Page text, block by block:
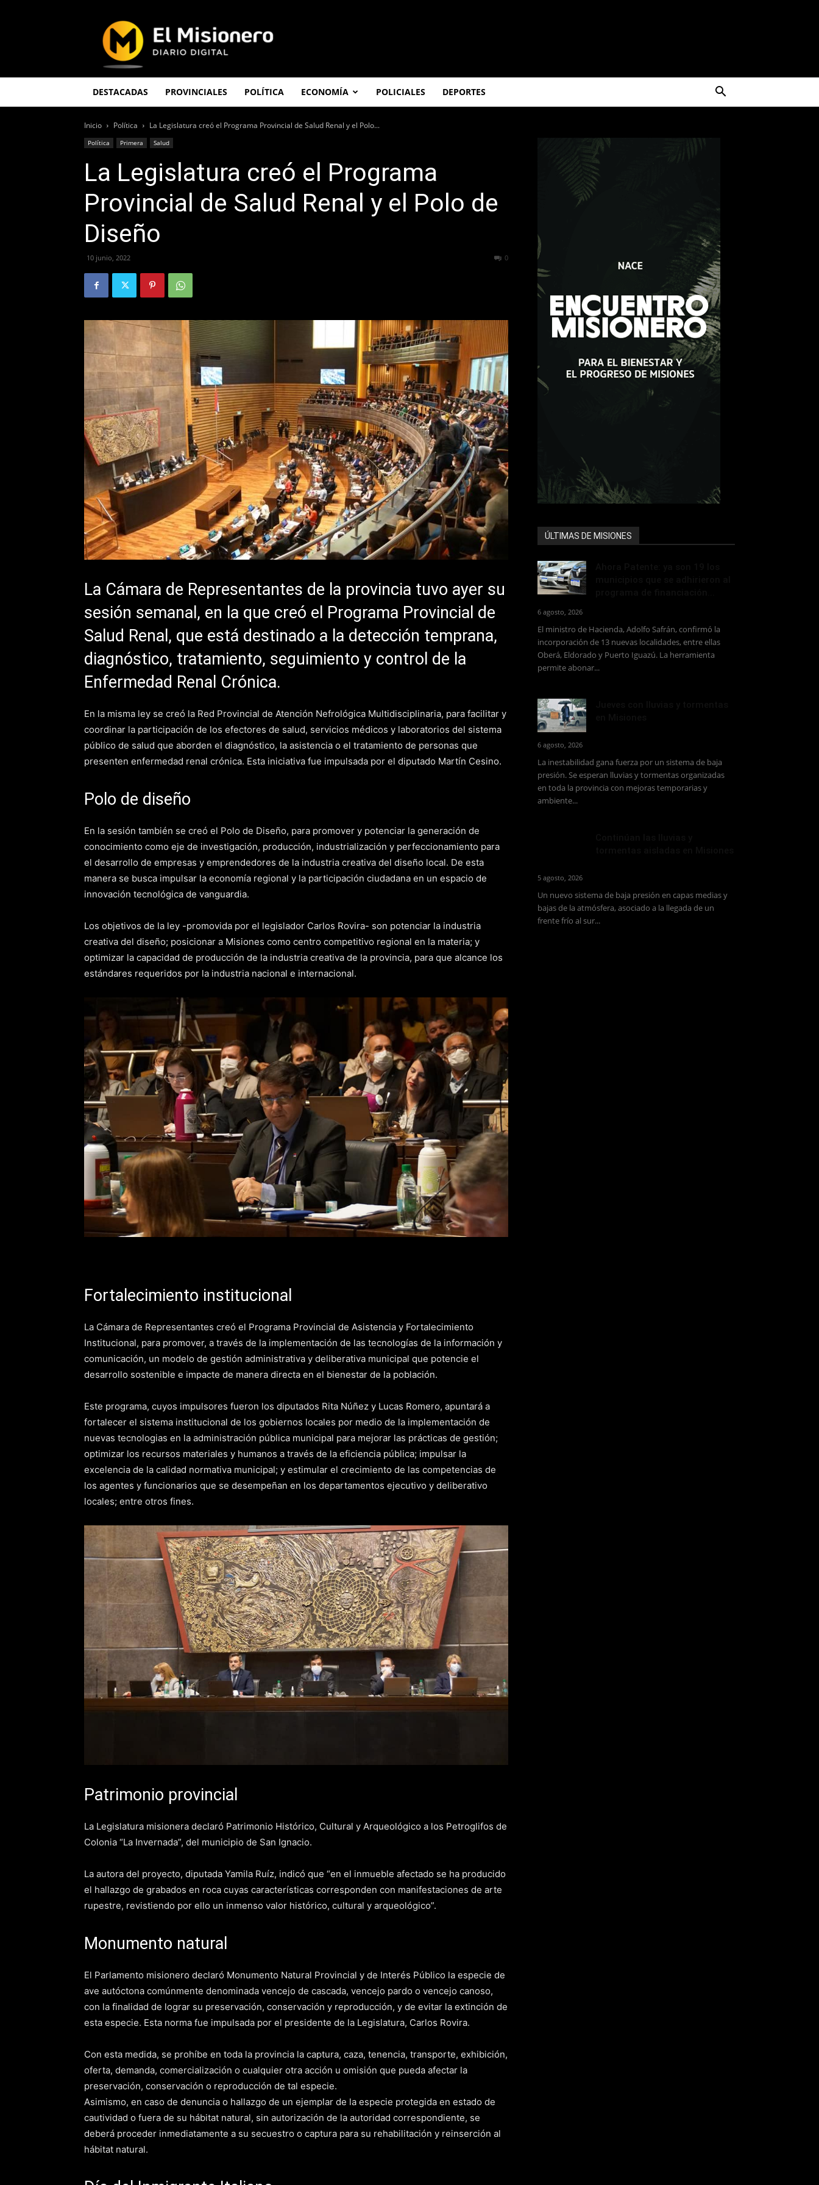
Misionero
DESTACADAS PROVINCIALES POLÍTICA ECONOMÍA POLICIALES DEPORTES
Inicio Política La Legislatura creó el Programa Provincial de Salud Renal y el Polo...
Política Primera Salud
La Legislatura creó el Programa
Provincial de Salud Renal y el Polo de
Diseño
10 junio, 2022 0
La Cámara de Representantes de la provincia tuvo ayer su
sesión semanal, en la que creó el Programa Provincial de
Salud Renal, que está destinado a la detección temprana,
diagnóstico, tratamiento, seguimiento y control de la
Enfermedad Renal Crónica.
En la misma ley se creó la Red Provincial de Atención Nefrológica Multidisciplinaria, para facilitar y
coordinar la participación de los efectores de salud, servicios médicos y laboratorios del sistema
público de salud que aborden el diagnóstico, la asistencia o el tratamiento de personas que
presenten enfermedad renal crónica. Esta iniciativa fue impulsada por el diputado Martín Cesino.
Polo de diseño
En la sesión también se creó el Polo de Diseño, para promover y potenciar la generación de
conocimiento como eje de investigación, producción, industrialización y perfeccionamiento para
el desarrollo de empresas y emprendedores de la industria creativa del diseño local. De esta
manera se busca impulsar la economía regional y la participación ciudadana en un espacio de
innovación tecnológica de vanguardia.
Los objetivos de la ley -promovida por el legislador Carlos Rovira- son potenciar la industria
creativa del diseño; posicionar a Misiones como centro competitivo regional en la materia; y
optimizar la capacidad de producción de la industria creativa de la provincia, para que alcance los
estándares requeridos por la industria nacional e internacional.
Fortalecimiento institucional
La Cámara de Representantes creó el Programa Provincial de Asistencia y Fortalecimiento
Institucional, para promover, a través de la implementación de las tecnologías de la información y
comunicación, un modelo de gestión administrativa y deliberativa municipal que potencie el
desarrollo sostenible e impacte de manera directa en el bienestar de la población.
Este programa, cuyos impulsores fueron los diputados Rita Núñez y Lucas Romero, apuntará a
fortalecer el sistema institucional de los gobiernos locales por medio de la implementación de
nuevas tecnologias en la administración pública municipal para mejorar las prácticas de gestión;
optimizar los recursos materiales y humanos a través de la eficiencia pública; impulsar la
excelencia de la calidad normativa municipal; y estimular el crecimiento de las competencias de
los agentes y funcionarios que se desempeñan en los departamentos ejecutivo y deliberativo
locales; entre otros fines.
Patrimonio provincial
La Legislatura misionera declaró Patrimonio Histórico, Cultural y Arqueológico a los Petroglifos de
Colonia “La Invernada”, del municipio de San Ignacio.
La autora del proyecto, diputada Yamila Ruíz, indicó que “en el inmueble afectado se ha producido
el hallazgo de grabados en roca cuyas características corresponden con manifestaciones de arte
rupestre, revistiendo por ello un inmenso valor histórico, cultural y arqueológico”.
Monumento natural
El Parlamento misionero declaró Monumento Natural Provincial y de Interés Público la especie de
ave autóctona comúnmente denominada vencejo de cascada, vencejo pardo o vencejo canoso,
con la finalidad de lograr su preservación, conservación y reproducción, y de evitar la extinción de
esta especie. Esta norma fue impulsada por el presidente de la Legislatura, Carlos Rovira.
Con esta medida, se prohíbe en toda la provincia la captura, caza, tenencia, transporte, exhibición,
oferta, demanda, comercialización o cualquier otra acción u omisión que pueda afectar la
preservación, conservación o reproducción de tal especie.
Asimismo, en caso de denuncia o hallazgo de un ejemplar de la especie protegida en estado de
cautividad o fuera de su hábitat natural, sin autorización de la autoridad correspondiente, se
deberá proceder inmediatamente a su secuestro o captura para su rehabilitación y reinserción al
hábitat natural.
ÚLTIMAS DE MISIONES
6 agosto, 2026
El ministro de Hacienda, Adolfo Safrán, confirmó la
incorporación de 13 nuevas localidades, entre ellas
Oberá, Eldorado y Puerto Iguazú. La herramienta
permite abonar...
6 agosto, 2026
La inestabilidad gana fuerza por un sistema de baja
presión. Se esperan lluvias y tormentas organizadas
en toda la provincia con mejoras temporarias y
ambiente...
5 agosto, 2026
Un nuevo sistema de baja presión en capas medias y
bajas de la atmósfera, asociado a la llegada de un
frente frío al sur...